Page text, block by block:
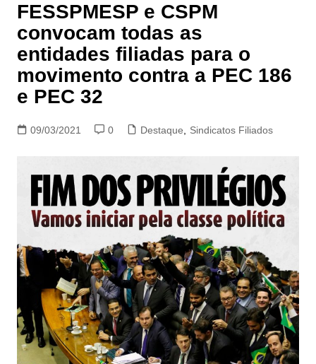
FESSPMESP e CSPM
convocam todas as
entidades filiadas para o
movimento contra a PEC 186
e PEC 32
09/03/2021 0 Destaque Sindicatos Filiados